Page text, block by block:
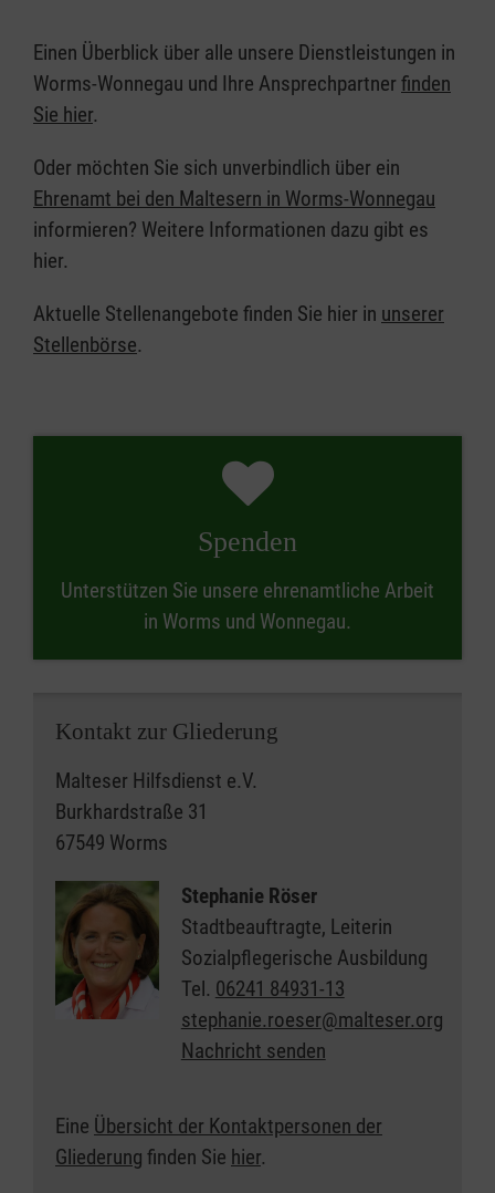
Einen Überblick über alle unsere Dienstleistungen in
Worms-Wonnegau und Ihre Ansprechpartner finden
Sie hier.
Oder möchten Sie sich unverbindlich über ein
Ehrenamt bei den Maltesern in Worms-Wonnegau
informieren? Weitere Informationen dazu gibt es
hier.
Aktuelle Stellenangebote finden Sie hier in unserer
Stellenbörse.
Spenden
Unterstützen Sie unsere ehrenamtliche Arbeit
in Worms und Wonnegau.
Kontakt zur Gliederung
Malteser Hilfsdienst e.V.
Burkhardstraße 31
67549 Worms
Stephanie Röser
Stadtbeauftragte, Leiterin
Sozialpflegerische Ausbildung
Tel. 06241 84931-13
stephanie.roeser@malteser.org
Nachricht senden
Eine Übersicht der Kontaktpersonen der
Gliederung finden Sie hier.